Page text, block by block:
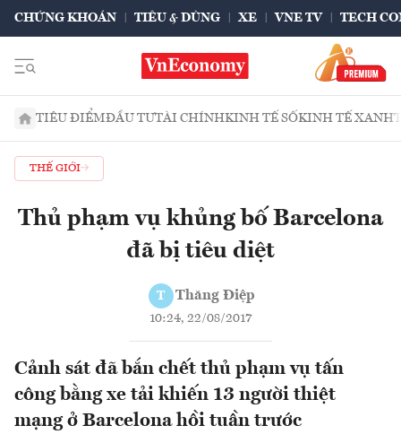
CHỨNG KHOÁN TIÊU & DÙNG XE VNE TV TECH
TIÊU ĐIỂMĐẦU TƯTÀI CHÍNHKINH TẾ SỐKINH TẾ XANH
THẾ GIỚI
Thủ phạm vụ khủng bố Barcelona
đã bị tiêu diệt
T Thăng Điệp
10:24, 22/08/2017
Cảnh sát đã bắn chết thủ phạm vụ tấn
công bằng xe tải khiến 13 người thiệt
mạng ở Barcelona hồi tuần trước